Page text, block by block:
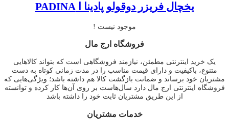
یخچال فریزر دوقولو پادینا ا PADINA
موجود نیست !
فروشگاه ارج مال
یک خرید اینترنتی مطمئن، نیازمند فروشگاهی است که بتواند کالاهایی
متنوع، باکیفیت و دارای قیمت مناسب را در مدت زمانی کوتاه به دست
مشتریان خود برساند و ضمانت بازگشت کالا هم داشته باشد؛ ویژگی‌هایی که
فروشگاه اینترنتی ارج مال دارد سال‌هاست بر روی آن‌ها کار کرده و توانسته
از این طریق مشتریان ثابت خود را داشته باشد
خدمات مشتریان